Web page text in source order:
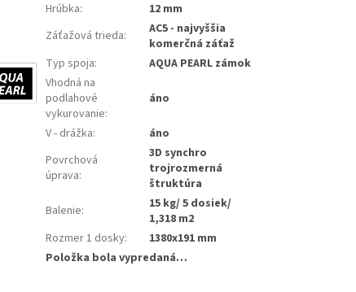
Hrúbka:
12 mm
Záťažová trieda:
AC5 - najvyššia
komerčná záťaž
Typ spoja:
AQUA PEARL zámok
Vhodná na
podlahové
vykurovanie:
áno
V - drážka:
áno
Povrchová
úprava:
3D synchro
trojrozmerná
štruktúra
Balenie:
15 kg/ 5 dosiek/
1,318 m2
Rozmer 1 dosky:
1380x191 mm
Položka bola vypredaná…